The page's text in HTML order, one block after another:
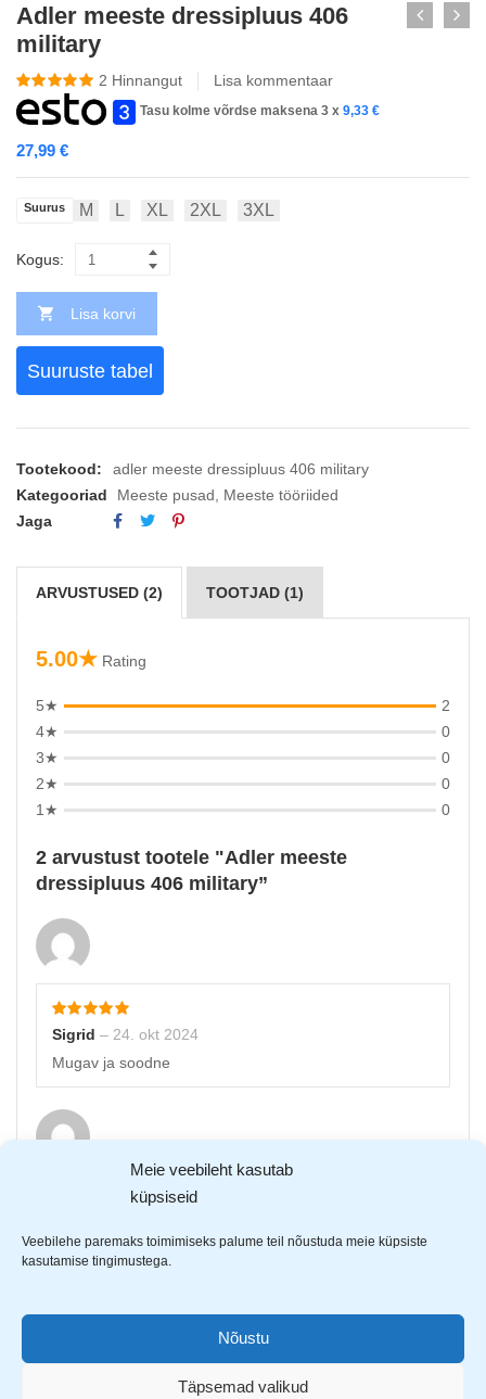
Meie veebileht kasutab
küpsiseid
Veebilehe paremaks toimimiseks palume teil nõustuda meie küpsiste
kasutamise tingimustega.
Nõustu
Täpsemad valikud
Adler meeste dressipluus 406
military
2 Hinnangut Lisa kommentaar
Tasu kolme võrdse maksena 3 x 9,33 €
27,99 €
Suurus M L XL 2XL 3XL
Kogus:
Lisa korvi
Suuruste tabel
Tootekood:
adler meeste dressipluus 406 military
Kategooriad
Meeste pusad
Meeste tööriided
Jaga
ARVUSTUSED (2) TOOTJAD (1)
5.00★ Rating
5★
2
4★
0
3★
0
2★
0
1★
0
2 arvustust tootele
Adler meeste
dressipluus 406 military
Sigrid – 24. okt 2024
Mugav ja soodne